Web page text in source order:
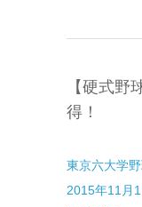
【硬式
得！
東京六大学
2015年11月